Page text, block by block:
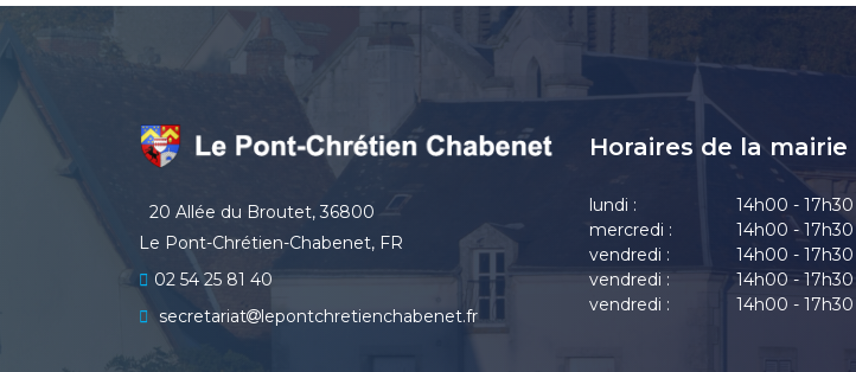
20 Allée du Broutet, 36800
Le Pont-Chrétien-Chabenet, FR
02 54 25 81 40
secretariat
lepontchretienchabenet.fr
Horaires de la mairie
lundi :
14h00 - 17h30
mercredi :
14h00 - 17h30
vendredi :
14h00 - 17h30
vendredi :
14h00 - 17h30
vendredi :
14h00 - 17h30